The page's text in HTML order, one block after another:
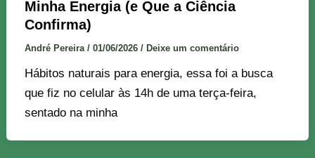
Minha Energia (e Que a Ciência
Confirma)
André Pereira / 01/06/2026 / Deixe um comentário
Hábitos naturais para energia, essa foi a busca
que fiz no celular às 14h de uma terça-feira,
sentado na minha